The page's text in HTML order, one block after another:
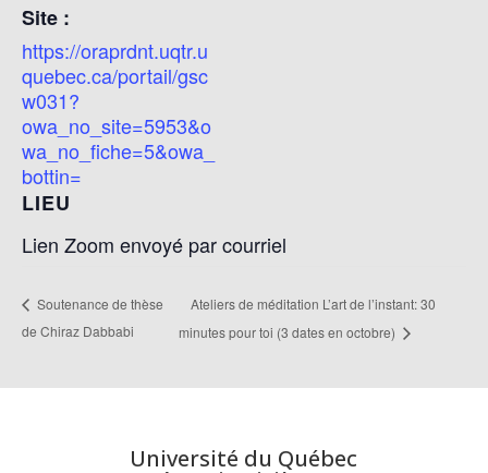
Site :
https://oraprdnt.uqtr.u
quebec.ca/portail/gsc
w031?
owa_no_site=5953&o
wa_no_fiche=5&owa_
bottin=
LIEU
Lien Zoom envoyé par courriel
Soutenance de thèse
de Chiraz Dabbabi
Ateliers de méditation L’art de l’instant: 30
minutes pour toi (3 dates en octobre)
Université du Québec